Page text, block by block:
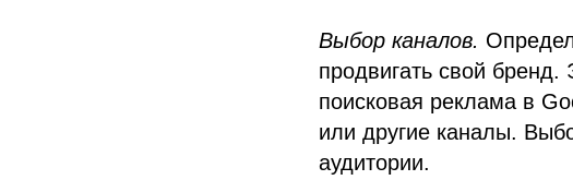
Выбор каналов.
продвигать свой
поисковая реклама в
или другие каналы.
аудитории.